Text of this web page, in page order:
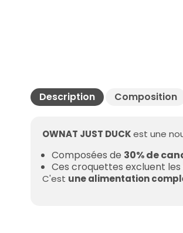
Description Composition
OWNAT JUST DUCKest une
Composées de 30% de
Ces croquettes excluent
C'est une alimentation